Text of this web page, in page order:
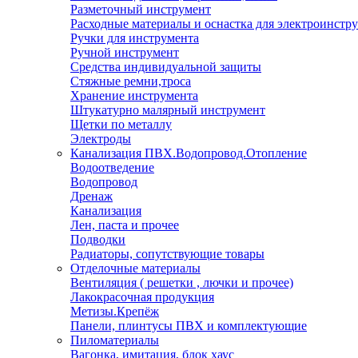
Разметочный инструмент
Расходные материалы и оснастка для
Ручки для инструмента
Ручной инструмент
Средства индивидуальной защиты
Стяжные ремни,троса
Хранение инструмента
Штукатурно малярный инструмент
Щетки по металлу
Электроды
Канализация ПВХ.Водопровод.Отопление
Водоотведение
Водопровод
Дренаж
Канализация
Лен, паста и прочее
Подводки
Радиаторы, сопутствующие товары
Отделочные материалы
Вентиляция ( решетки , лючки и прочее)
Лакокрасочная продукция
Метизы.Крепёж
Панели, плинтусы ПВХ и комплектующие
Пиломатериалы
Вагонка, имитация, блок хаус